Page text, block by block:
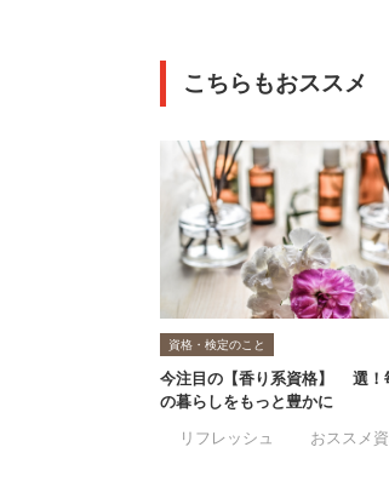
こちらもおススメ
資格・検定のこと
今注目の【香り系資格】3選！
の暮らしをもっと豊かに
#リフレッシュ
#おススメ資